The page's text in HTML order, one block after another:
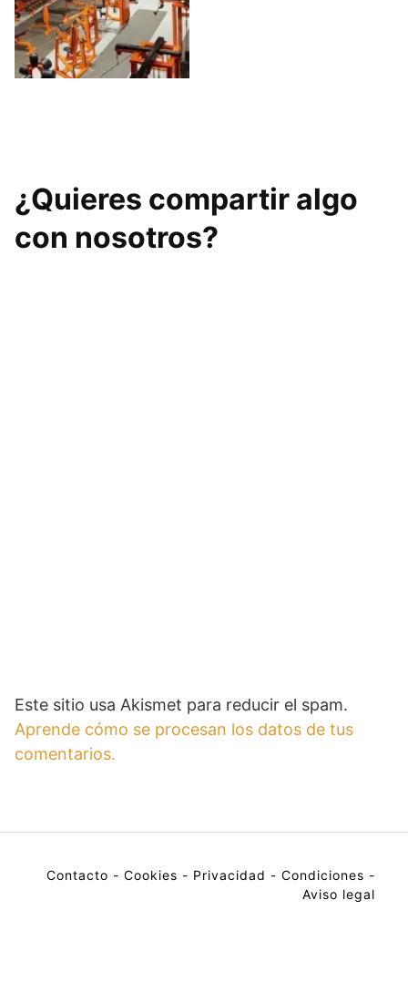
¿Quieres compartir algo
con nosotros?
Este sitio usa Akismet para reducir el spam.
Aprende cómo se procesan los datos de tus
comentarios.
Contacto - Cookies - Privacidad - Condiciones -
Aviso legal